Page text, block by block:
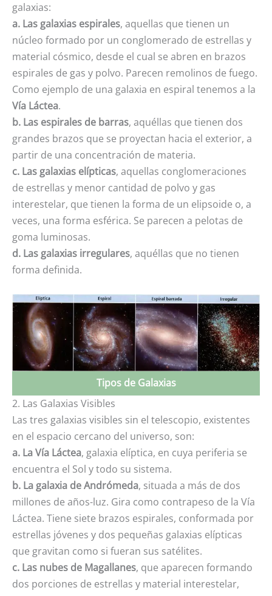
galaxias:
a. Las galaxias espirales, aquellas que tienen un
núcleo formado por un conglomerado de estrellas y
material cósmico, desde el cual se abren en brazos
espirales de gas y polvo. Parecen remolinos de fuego.
Como ejemplo de una galaxia en espiral tenemos a la
Vía Láctea.
b. Las espirales de barras, aquéllas que tienen dos
grandes brazos que se proyectan hacia el exterior, a
partir de una concentración de materia.
c. Las galaxias elípticas, aquellas conglomeraciones
de estrellas y menor cantidad de polvo y gas
interestelar, que tienen la forma de un elipsoide o, a
veces, una forma esférica. Se parecen a pelotas de
goma luminosas.
d. Las galaxias irregulares, aquéllas que no tienen
forma definida.
Tipos de Galaxias
2. Las Galaxias Visibles
Las tres galaxias visibles sin el telescopio, existentes
en el espacio cercano del universo, son:
a. La Vía Láctea, galaxia elíptica, en cuya periferia se
encuentra el Sol y todo su sistema.
b. La galaxia de Andrómeda, situada a más de dos
millones de años-luz. Gira como contrapeso de la Vía
Láctea. Tiene siete brazos espirales, conformada por
estrellas jóvenes y dos pequeñas galaxias elípticas
que gravitan como si fueran sus satélites.
c. Las nubes de Magallanes, que aparecen formando
dos porciones de estrellas y material interestelar,